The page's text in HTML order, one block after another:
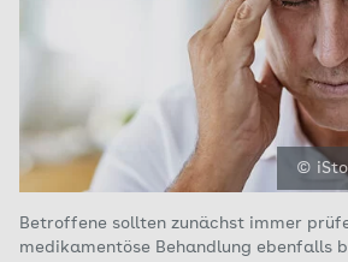
©
Betroffene sollten zunächst immer
medikamentöse Behandlung ebenfalls